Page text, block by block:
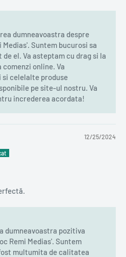
dumneavoastra despre
Suntem bucurosi sa
el. Va asteptam cu drag si la
online. Va
si celelalte produse
pe site-ul nostru. Va
increderea acordata!
12/25/2024
dumneavoastra pozitiva
Remi Medias'. Suntem
multumita de calitatea